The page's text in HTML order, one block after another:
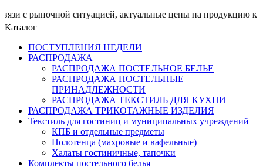
ситуацией, актуальные цены на продукцию к
Каталог
ПОСТУПЛЕНИЯ НЕДЕЛИ
РАСПРОДАЖА
РАСПРОДАЖА ПОСТЕЛЬНОЕ БЕЛЬЕ
РАСПРОДАЖА ПОСТЕЛЬНЫЕ
ПРИНАДЛЕЖНОСТИ
РАСПРОДАЖА ТЕКСТИЛЬ ДЛЯ КУХНИ
РАСПРОДАЖА ТРИКОТАЖНЫЕ ИЗДЕЛИЯ
Текстиль для гостиниц и муниципальных учреждений
КПБ и отдельные предметы
Полотенца (махровые и вафельные)
Халаты гостиничные, тапочки
Комплекты постельного белья